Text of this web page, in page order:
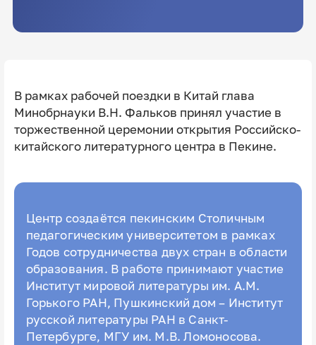
В рамках рабочей поездки в Китай глава
Минобрнауки В.Н. Фальков принял участие в
торжественной церемонии открытия Российско-
китайского литературного центра в Пекине.
Центр создаётся пекинским Столичным
педагогическим университетом в рамках
Годов сотрудничества двух стран в области
образования. В работе принимают участие
Институт мировой литературы им. А.М.
Горького РАН, Пушкинский дом – Институт
русской литературы РАН в Санкт-
Петербурге, МГУ им. М.В. Ломоносова.